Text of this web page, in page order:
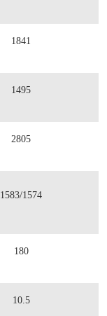
1841
1495
2805
1583/1574
180
10.5